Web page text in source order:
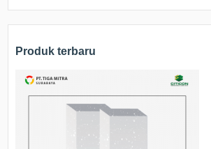
Produk terbaru